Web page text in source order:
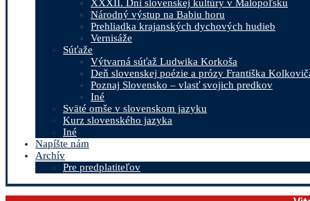
XXXII. Dni slovenskej kultúry v Malopoľsku
Národný výstup na Babiu horu
Prehliadka krajanských dychových hudieb
Vernisáže
Súťaže
Výtvarná súťaž Ludwika Korkoša
Deň slovenskej poézie a prózy Františka
Poznaj Slovensko – vlasť svojich predkov
Iné
Sväté omše v slovenskom jazyku
Kurz slovenského jazyka
Iné
Napíšte nám
Archív
Pre predplatiteľov